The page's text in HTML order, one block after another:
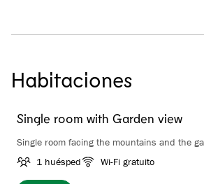
Habitaciones
Single room with Garden view
Single room facing the mountains and the
1 huésped
Wi-Fi gratuito